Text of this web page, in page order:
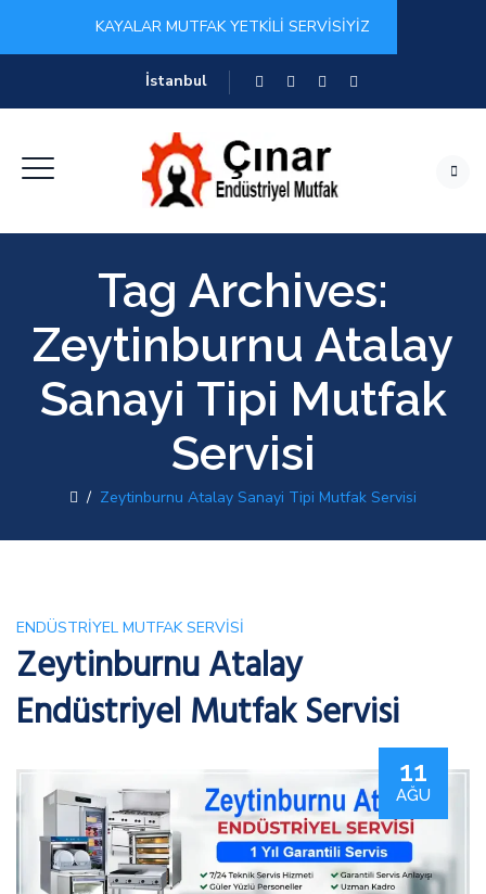
KAYALAR MUTFAK YETKİLİ SERVİSİYİZ
İstanbul
Tag Archives:
Zeytinburnu Atalay
Sanayi Tipi Mutfak
Servisi
/ Zeytinburnu Atalay Sanayi Tipi Mutfak Servisi
ENDÜSTRIYEL MUTFAK SERVISI
Zeytinburnu Atalay
Endüstriyel Mutfak Servisi
11
AĞU